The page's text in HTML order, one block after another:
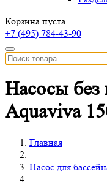
Корзина пуста
+7 (495) 784-43-90
Насосы без
Aquaviva
Главная
Насос для